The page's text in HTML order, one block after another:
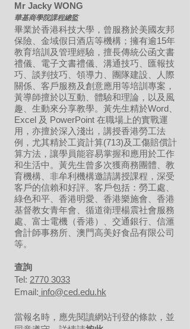
Mr Jacky WONG
華基商學院課程總監
畢業於香港科技大學，曾服務於美國友邦
保險、金域假日酒店等機構；擁有逾15年
教育培訓及管理經驗，擅長傳統公函文書
禮儀、電子文書禮儀、溝通技巧、匯報技
巧、談判技巧、領導力、團隊建設、人際
關係、客戶服務及創意應用等培訓專案，
黃導師擅於以互動、體驗和理論，以及風
趣、生動來分享教學。黃先生精於Word、
Excel 及 PowerPoint 在職場上的實戰運
用，亦擅於深入淺出，講授香港勞工法
例，尤其精於工資計算(713)及工傷賠償計
算方法，讓學員能容易掌握和應用於工作
和生活中。黃先生曾多次獲商務團體、教
育機構、非牟利機構邀請講授課程，深受
客戶的信賴和好評。客戶包括：勞工處、
綠色和平、香港明愛、香港樂施會、香港
基督教女青年會、循道衛理楊震社會服務
處、富士電機（香港）、交通銀行、信滙
會計師事務所、澳門高美好食品有限公司
等。
​查詢
Tel: 2770 3033
Email: info@ced.edu.hk
當報名時，應先閱讀網站刊登的條款，並